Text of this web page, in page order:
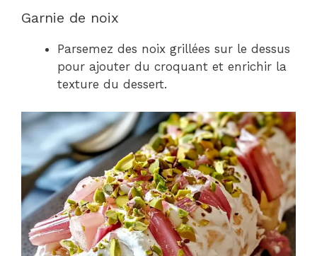
Garnie de noix
Parsemez des noix grillées sur le dessus
pour ajouter du croquant et enrichir la
texture du dessert.